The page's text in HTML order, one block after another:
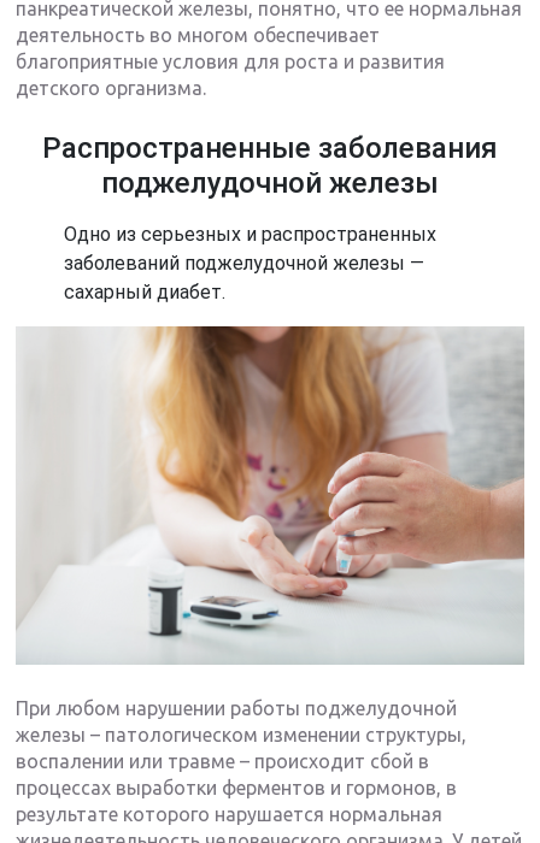
панкреатической железы, понятно, что ее нормальная
деятельность во многом обеспечивает
благоприятные условия для роста и развития
детского организма.
Распространенные заболевания
поджелудочной железы
Одно из серьезных и распространенных
заболеваний поджелудочной железы —
сахарный диабет.
При любом нарушении работы поджелудочной
железы – патологическом изменении структуры,
воспалении или травме – происходит сбой в
процессах выработки ферментов и гормонов, в
результате которого нарушается нормальная